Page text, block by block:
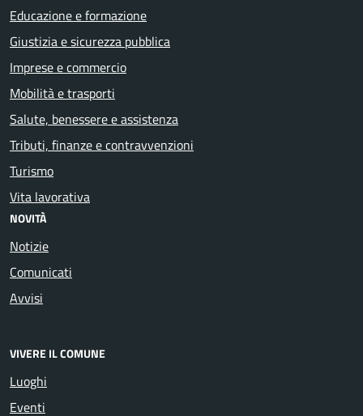
Educazione e formazione
Giustizia e sicurezza pubblica
Imprese e commercio
Mobilità e trasporti
Salute, benessere e assistenza
Tributi, finanze e contravvenzioni
Turismo
Vita lavorativa
NOVITÀ
Notizie
Comunicati
Avvisi
VIVERE IL COMUNE
Luoghi
Eventi